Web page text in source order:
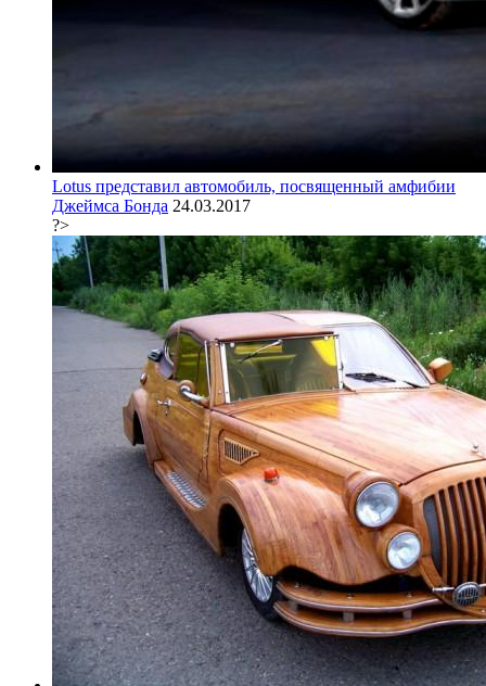
Lotus представил автомобиль, посвященный амфибии
Джеймса Бонда 24.03.2017
?>